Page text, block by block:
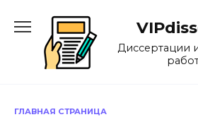
содержанию
Диссертации
ГЛАВНАЯ СТРАНИЦА